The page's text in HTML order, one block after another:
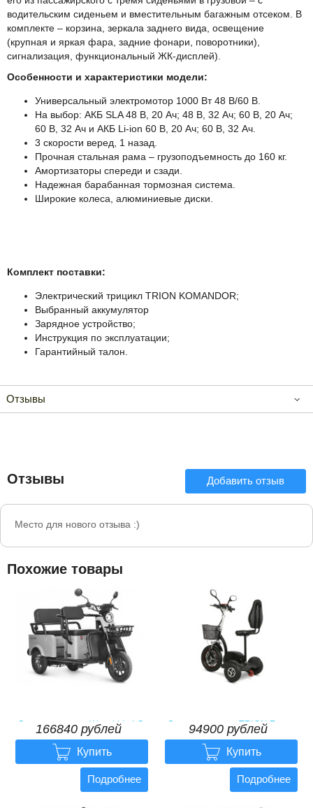
водительским сиденьем и вместительным багажным отсеком. В
комплекте – корзина, зеркала заднего вида, освещение
(крупная и яркая фара, задние фонари, поворотники),
сигнализация, функциональный ЖК-дисплей).
Особенности и характеристики модели:
Универсальный электромотор 1000 Вт 48 В/60 В.
На выбор: АКБ SLA 48 В, 20 Ач; 48 В, 32 Ач; 60 В, 20 Ач;
60 В, 32 Ач и АКБ Li-ion 60 В, 20 Ач; 60 В, 32 Ач.
3 скорости веред, 1 назад.
Прочная стальная рама – грузоподъемность до 160 кг.
Амортизаторы спереди и сзади.
Надежная барабанная тормозная система.
Широкие колеса, алюминиевые диски.
Комплект поставки:
Электрический трицикл TRION KOMANDOR;
Выбранный аккумулятор
Зарядное устройство;
Инструкция по эксплуатации;
Гарантийный талон.
Отзывы
Отзывы Добавить отзыв
Место для нового отзыва :)
Похожие товары
Электротрицикл Wanshida LC-
F150 60V 1000Вт
166840 рублей
166840 рублей
 Купить
Подробнее
Электротрицикл TRION Zappy
GO PRO Li-ION
94900 рублей
94900 рублей
 Купить
Подробнее